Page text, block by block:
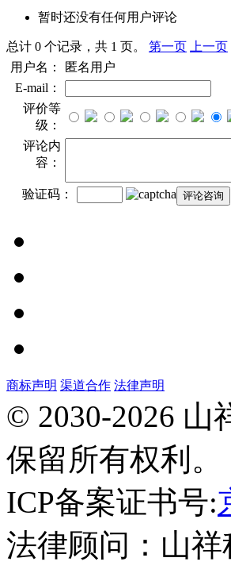
暂时还没有任何用户评论
总计 0 个记录，共 1 页。 第一页 上一页
用户名：
匿名用户
E-mail：
评价等
级：
评论内
容：
验证码：
商标声明 渠道合作 法律声明
京
昌
平
建
城
西
© 2030-2026 山
保留所有权利。
ICP备案证书号:
法律顾问：山